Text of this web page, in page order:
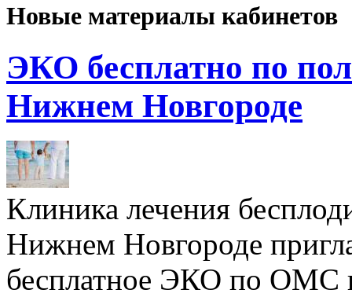
Новые материалы кабинетов
ЭКО бесплатно по
Нижнем Новгороде
Клиника лечения
Нижнем Новгороде
бесплатное ЭКО по ОМС